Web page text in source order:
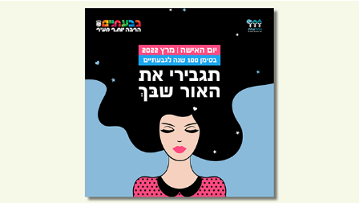
האור שבך